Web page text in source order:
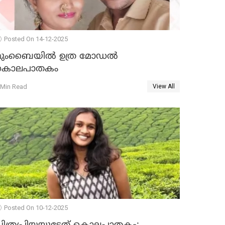
Posted On 14-12-2025
ഉത്ര മോഡല്‍
Read View All
Posted On 10-12-2025